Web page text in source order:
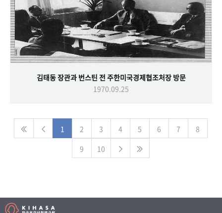
김태동 장관과 번스틴 전 주한미국경제협조처장 방문
1970.09.25
1 2 3 4 5 6 7
8
9
10